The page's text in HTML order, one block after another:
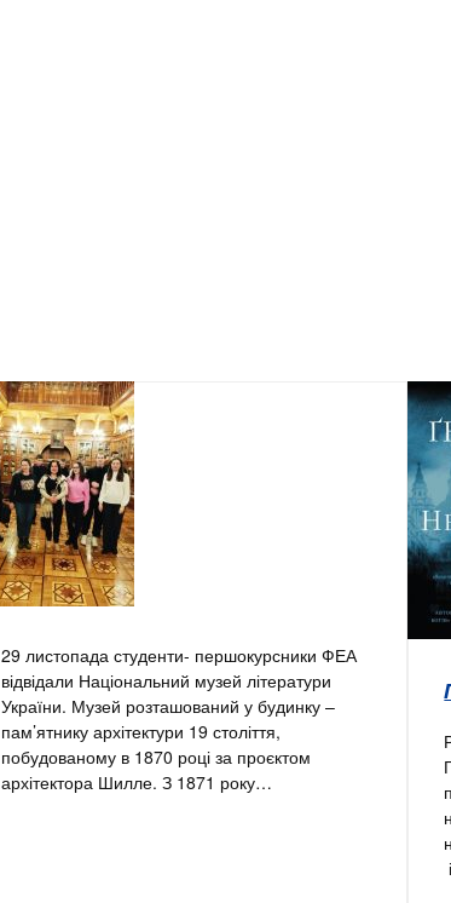
29 листопада студенти- першокурсники ФЕА
відвідали Національний музей літератури
України. Музей розташований у будинку –
пам’ятнику архітектури 19 століття,
побудованому в 1870 році за проєктом
архітектора Шилле. З 1871 року…